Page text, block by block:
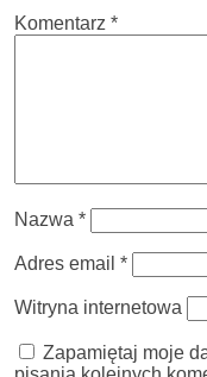
Komentarz *
Nazwa *
Adres email *
Witryna internetowa
Zapamiętaj moje